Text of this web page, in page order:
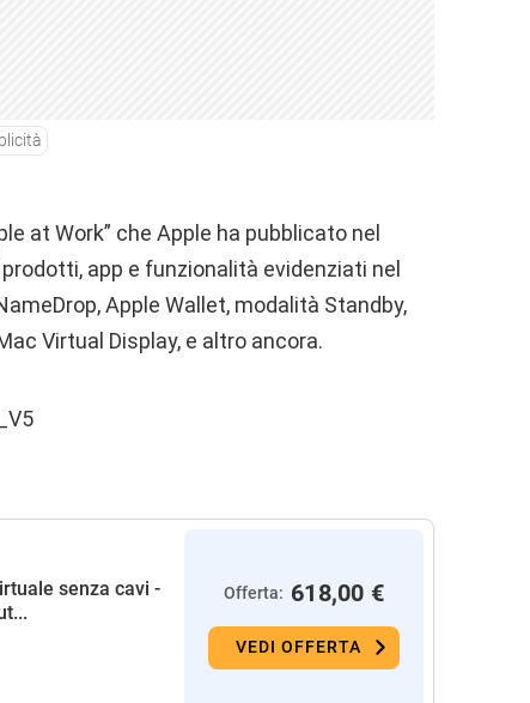
at Work” che Apple ha pubblicato nel
app e funzionalità evidenziati nel
Apple Wallet, modalità Standby,
Virtual Display, e altro ancora.
senza cavi -
Offerta: 618,00 €
VEDI OFFERTA